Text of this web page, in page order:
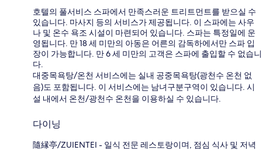
호텔의 풀서비스 스파에서 만족스러운 트리트먼트를 받으실 수
있습니다. 마사지 등의 서비스가 제공됩니다. 이 스파에는 사우
나 및 온수 욕조 시설이 마련되어 있습니다. 스파는 특정일에 운
영됩니다. 만 18 세 미만의 아동은 어른의 감독하에서만 스파 입
장이 가능합니다. 만 6 세 미만의 고객은 스파에 출입할 수 없습니
다.
대중목욕탕/온천 서비스에는 실내 공중목욕탕(광천수 온천 없
음)도 포함됩니다. 이 서비스에는 남녀구분구역이 있습니다. 시
설 내에서 온천/광천수 온천을 이용하실 수 있습니다.
다이닝
隨縁亭/ZUIENTEI - 일식 전문 레스토랑이며, 점심 식사 및 저녁